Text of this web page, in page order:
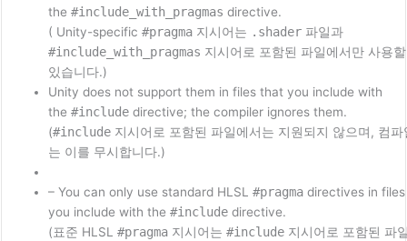
the#include_with_pragmas directive.
( Unity-specific#pragma 지시어는 .shader 파일과
#include_with_pragmas 지시어로 포함된 파일에서만 사용
있습니다.)
Unity does not support them in files that you include with
the#include directive; the compiler ignores them.
(#include 지시어로 포함된 파일에서는 지원되지 않으며, 컴파
는 이를 무시합니다.)
– You can only use standard HLSL#pragma directives in
you include with the#include directive.
(표준 HLSL#pragma 지시어는#include 지시어로 포함된 파